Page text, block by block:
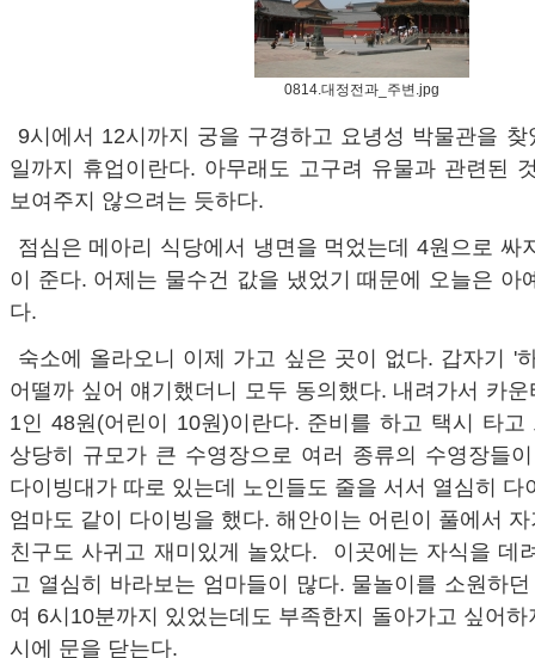
0814.대정전과_주변.jpg
9시에서 12시까지 궁을 구경하고 요녕성 박물관을
일까지 휴업이란다. 아무래도 고구려 유물과 관련된
보여주지 않으려는 듯하다.
점심은 메아리 식당에서 냉면을 먹었는데 4원으로 싸
이 준다. 어제는 물수건 값을 냈었기 때문에 오늘은 아
다.
숙소에 올라오니 이제 가고 싶은 곳이 없다. 갑자기 '
어떨까 싶어 얘기했더니 모두 동의했다. 내려가서 카
1인 48원(어린이 10원)이란다. 준비를 하고 택시 타고
상당히 규모가 큰 수영장으로 여러 종류의 수영장들
다이빙대가 따로 있는데 노인들도 줄을 서서 열심히 다
엄마도 같이 다이빙을 했다. 해안이는 어린이 풀에서
친구도 사귀고 재미있게 놀았다. 이곳에는 자식을 데
고 열심히 바라보는 엄마들이 많다. 물놀이를 소원하
여 6시10분까지 있었는데도 부족한지 돌아가고 싶어
시에 문을 닫는다.